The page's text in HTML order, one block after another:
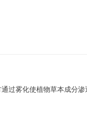
过雾化使植物草本成分